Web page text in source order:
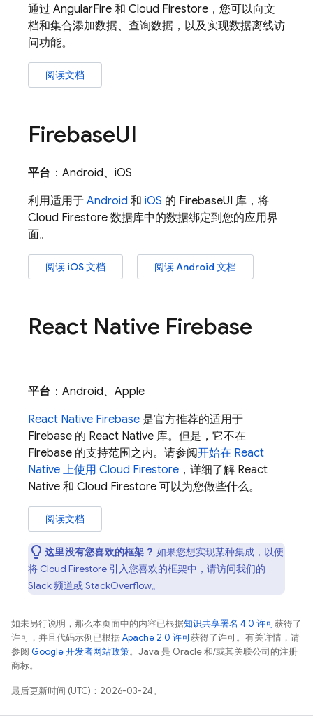
通过 AngularFire 和 Cloud Firestore ，您可以向文
档和集合添加数据、查询数据，以及实现数据离线访
问功能。
阅读文档
FirebaseUI
平台 ：Android、iOS
利用适用于 Android 和 iOS 的 FirebaseUI 库，将
Cloud Firestore 数据库中的数据绑定到您的应用界
面。
阅读 iOS 文档 阅读 Android 文档
React Native Firebase
平台 ：Android、Apple
React Native Firebase 是官方推荐的适用于
Firebase 的 React Native 库。但是，它不在
Firebase 的支持范围之内。请参阅开始在 React
Native 上使用 Cloud Firestore ，详细了解 React
Native 和 Cloud Firestore 可以为您做些什么。
阅读文档
这里没有您喜欢的框架？ 如果您想实现某种集成，以便
将 Cloud Firestore 引入您喜欢的框架中，请访问我们的
Slack 频道或StackOverflow。
如未另行说明，那么本页面中的内容已根据知识共享署名 4.0 许可获得了
许可，并且代码示例已根据Apache 2.0 许可获得了许可。有关详情，请
参阅 Google 开发者网站政策。Java 是 Oracle 和/或其关联公司的注册
商标。
最后更新时间 (UTC)：2026-03-24。